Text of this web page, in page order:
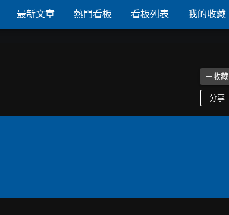
最新文章 熱門看板 看板列表 我的收藏
＋收藏
分享